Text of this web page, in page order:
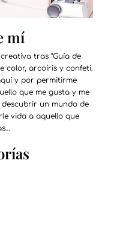
mí
tras “Guía de
color, arcoíris y confeti.
y por permitirme
que me gusta y me
un mundo de
vida a aquello que